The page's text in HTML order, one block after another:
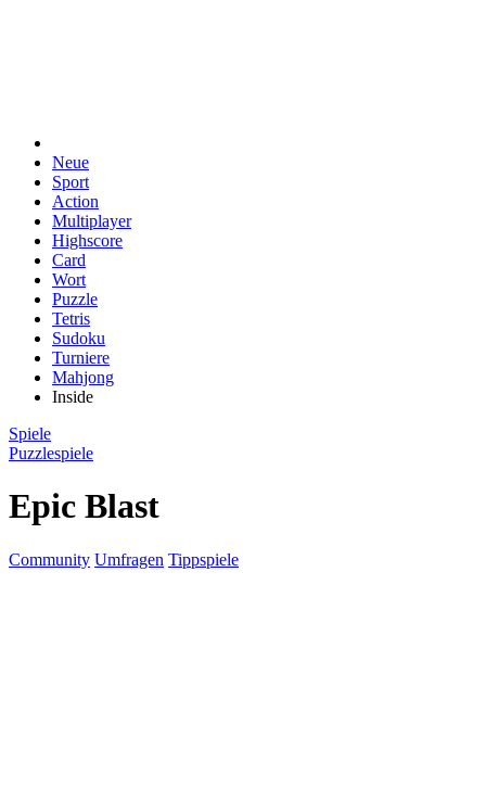
Neue
Sport
Action
Multiplayer
Highscore
Card
Wort
Puzzle
Tetris
Sudoku
Turniere
Mahjong
Inside
Spiele
Puzzlespiele
Epic Blast
Community Umfragen Tippspiele